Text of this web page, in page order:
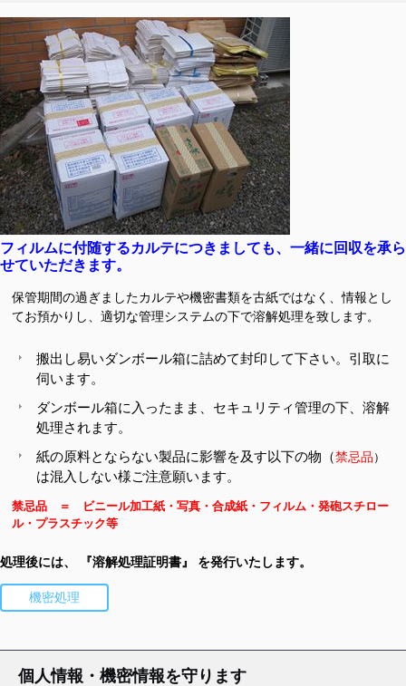
フィルムに付随するカルテにつきましても、一緒に回収を承ら
せていただきます。
保管期間の過ぎましたカルテや機密書類を古紙ではなく、情報とし
てお預かりし、適切な管理システムの下で溶解処理を致します。
搬出し易いダンボール箱に詰めて封印して下さい。引取に
伺います。
ダンボール箱に入ったまま、セキュリティ管理の下、溶解
処理されます。
紙の原料とならない製品に影響を及す以下の物（禁忌品 ）
は混入しない様ご注意願います。
禁忌品 ＝ ビニール加工紙・写真・合成紙・フィルム・発砲スチロー
ル・プラスチック等
処理後には、 『溶解処理証明書』 を発行いたします。
機密処理
個人情報・機密情報を守ります